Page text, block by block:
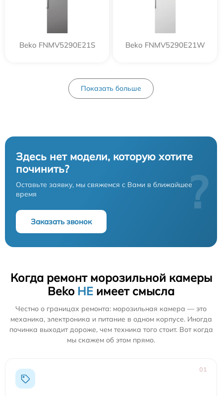
Beko FNMV5290E21S Beko FNMV5290E21W
Показать больше
Здесь нет модели, которую хотите
починить?
Оставьте заявку, мы свяжемся с Вами в ближайшее
время
Заказать звонок
?
Когда ремонт морозильной камеры
Beko НЕ имеет смысла
Честно о границах ремонта: морозильная камера — это
механика, электроника и питание в одном корпусе. Иногда
починка выходит дороже, чем техника того стоит. Вот когда
мы скажем об этом прямо.
01